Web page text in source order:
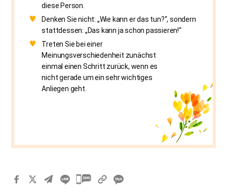
diese Person.
Denken Sie nicht: „Wie kann er das tun?“, sondern
stattdessen: „Das kann ja schon passieren!“
Treten Sie bei einer
Meinungsverschiedenheit zunächst
einmal einen Schritt zurück, wenn es
nicht gerade um ein sehr wichtiges
Anliegen geht.
카